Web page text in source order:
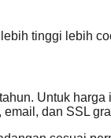
tinggi lebih
Untuk
dan SSL